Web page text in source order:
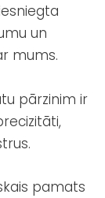
un
mums.
pārzinim ir
pamats